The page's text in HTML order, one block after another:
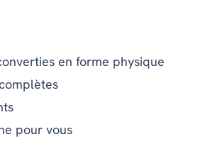
en forme physique
pour vous